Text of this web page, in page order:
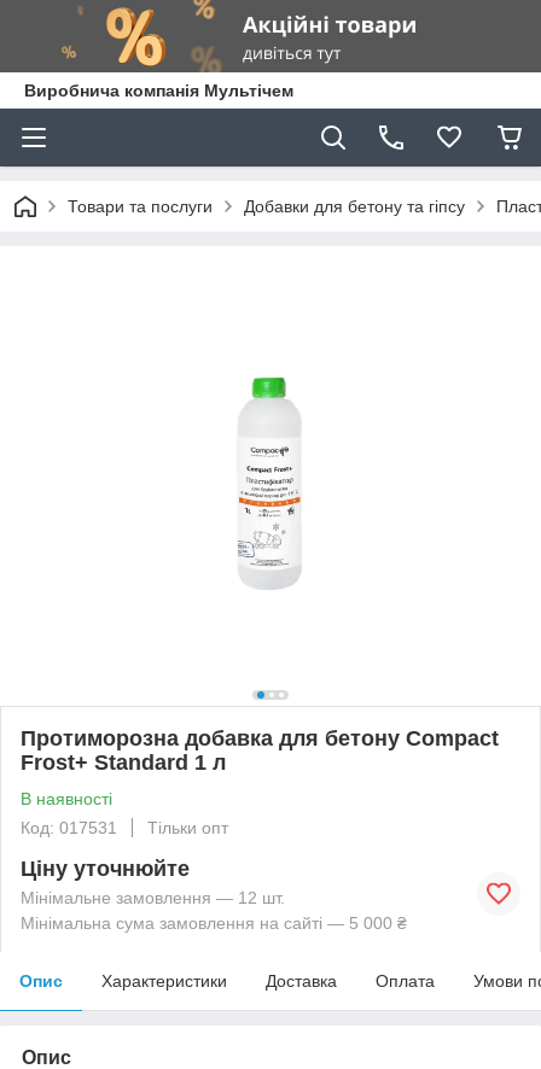
Виробнича компанія Мультічем
Товари та послуги Добавки для бетону та гіпсу
Протиморозна добавка для бетону Compact
Frost+ Standard 1 л
В наявності
Код: 017531
Тільки опт
Ціну уточнюйте
Мінімальне замовлення — 12 шт.
Мінімальна сума замовлення на сайті — 5 000 ₴
Опис Характеристики Доставка Оплата Умови
Опис